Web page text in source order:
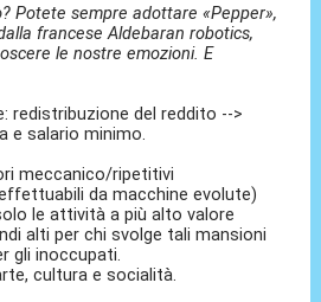
Potete sempre adottare «Pepper»,
francese Aldebaran robotics,
le nostre emozioni. E
redistribuzione del reddito -->
e salario minimo.
meccanico/ripetitivi
da macchine evolute)
le attività a più alto valore
alti per chi svolge tali mansioni
gli inoccupati.
cultura e socialità.